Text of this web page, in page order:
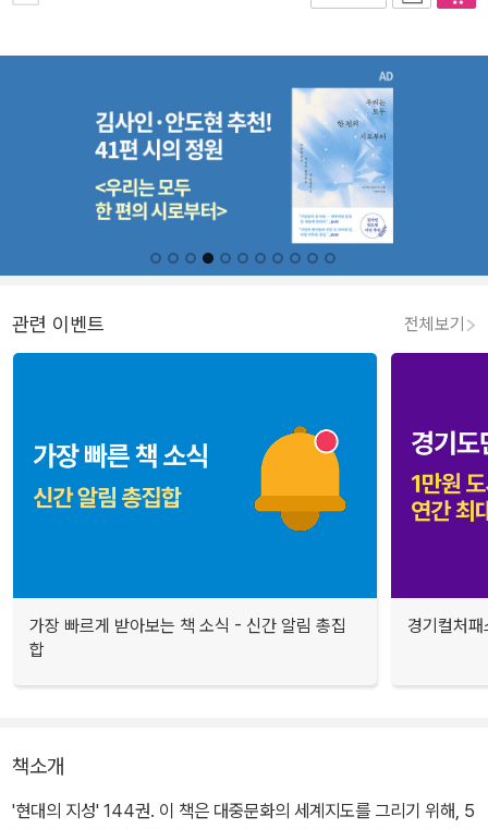
관련 이벤트 전체보기
가장 빠르게 받아보는 책 소식 - 신간 알림 총집
합
경기컬처
책소개
'현대의 지성' 144권. 이 책은 대중문화의 세계지도를 그리기 위해, 5